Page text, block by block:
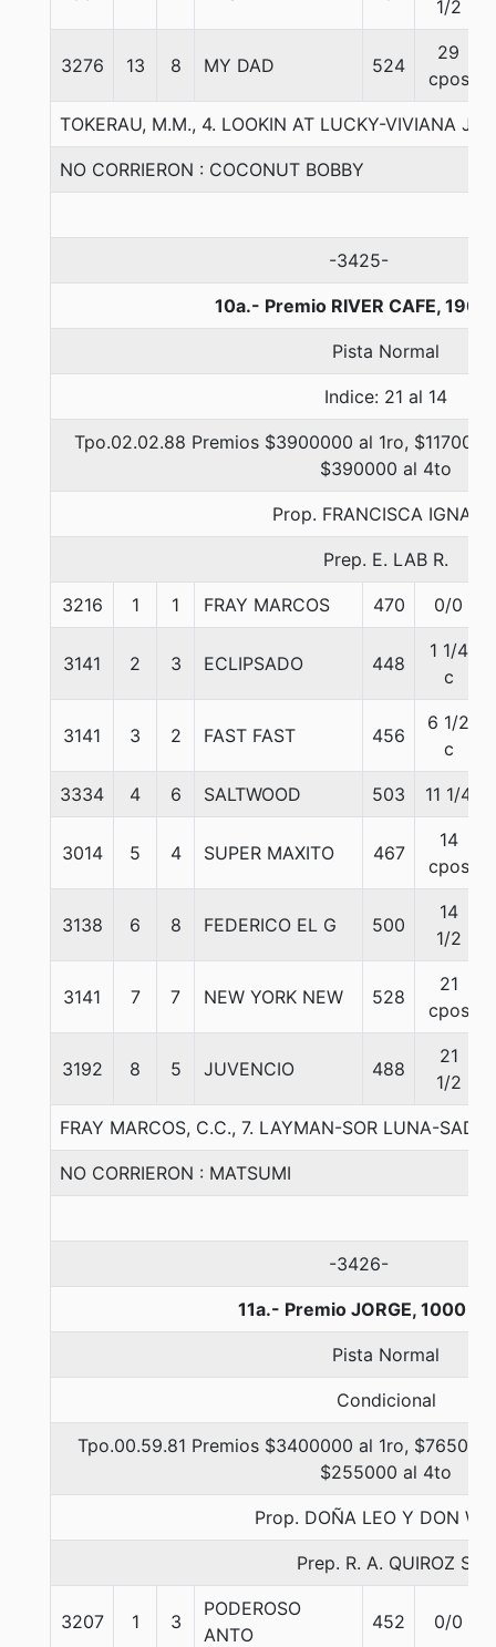
1/2
3276 13 8 MY DAD 524
29
cpos
TOKERAU, M.M., 4. LOOKIN AT LUCKY-VIVIANA
NO CORRIERON : COCONUT BOBBY
-3425-
10a.- Premio RIVER CAFE,
Pista Normal
Indice: 21 al 14
Tpo.02.02.88 Premios $3900000 al 1ro,
$390000 al 4to
Prop. FRANCISCA
Prep. E. LAB R.
3216 1 1 FRAY MARCOS 470 0/0
3141 2 3 ECLIPSADO 448
1 1/4
c
3141 3 2 FAST FAST 456
6 1/2
c
3334 4 6 SALTWOOD 503 11 1/4
3014 5 4 SUPER MAXITO 467
14
cpos
3138 6 8 FEDERICO EL G 500
14
1/2
3141 7 7 NEW YORK NEW 528
21
cpos
3192 8 5 JUVENCIO 488
21
1/2
FRAY MARCOS, C.C., 7. LAYMAN-SOR LUNA-
NO CORRIERON : MATSUMI
-3426-
11a.- Premio JORGE, 1000
Pista Normal
Condicional
Tpo.00.59.81 Premios $3400000 al 1ro,
$255000 al 4to
Prop. DOÑA LEO Y DON
Prep. R. A. QUIROZ S.
3207 1 3
PODEROSO
ANTO
452 0/0